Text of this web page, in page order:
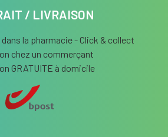
/ LIVRAISON
la pharmacie - Click & collect
chez un commerçant
GRATUITE à domicile